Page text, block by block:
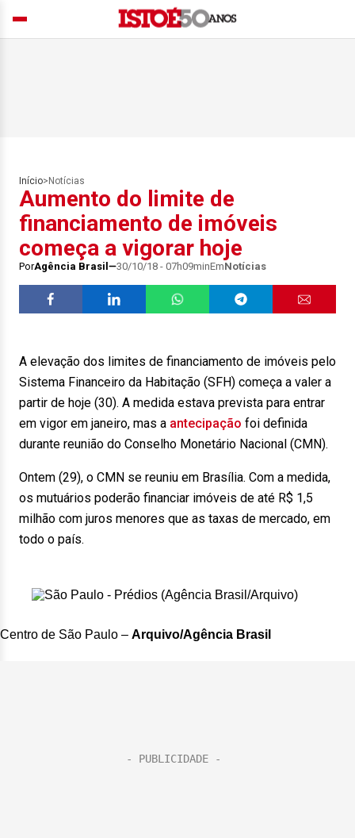
Início> Notícias
Aumento do limite de
financiamento de imóveis
começa a vigorar hoje
PorAgência Brasil 30/10/18 - 07h09minEmNotícias
A elevação dos limites de financiamento de imóveis pelo
Sistema Financeiro da Habitação (SFH) começa a valer a
partir de hoje (30). A medida estava prevista para entrar
em vigor em janeiro, mas a antecipação foi definida
durante reunião do Conselho Monetário Nacional (CMN).
Ontem (29), o CMN se reuniu em Brasília. Com a medida,
os mutuários poderão financiar imóveis de até R$ 1,5
milhão com juros menores que as taxas de mercado, em
todo o país.
Centro de São Paulo – Arquivo/Agência Brasil